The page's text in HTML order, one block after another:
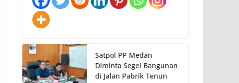
Satpol PP Medan
Diminta Segel Bangunan
di Jalan Pabrik Tenun